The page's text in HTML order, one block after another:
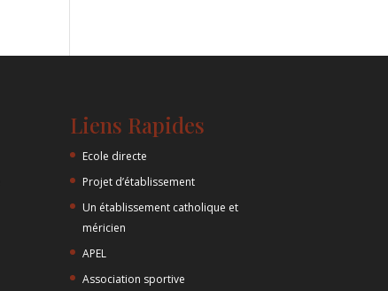
Liens Rapides
Ecole directe
Projet d’établissement
Un établissement catholique et
méricien
APEL
Association sportive